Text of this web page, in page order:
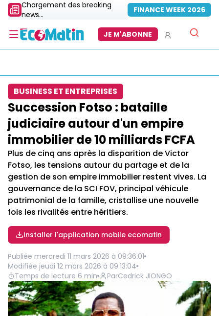
Chargement des breaking
news...
FINANCE WEEK 2026
JE M'ABONNE
BUSINESS ET ENTREPRISES
Succession Fotso : bataille
judiciaire autour d'un empire
immobilier de 10 milliards FCFA
Plus de cinq ans après la disparition de Victor
Fotso, les tensions autour du partage et de la
gestion de son empire immobilier restent vives. La
gouvernance de la SCI FOV, principal véhicule
patrimonial de la famille, cristallise une nouvelle
fois les rivalités entre héritiers.
Installer l'application mobile ecomatin
Publiée mercredi 11 mars 2026 à 09:36:01
Modifiée jeudi 12 mars 2026 à 09:13:04
Temps de lecture 6 min ParCedrick JIONGO